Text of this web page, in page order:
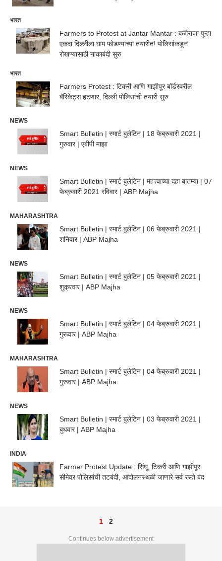
भारत
Farmers to Protest at Jantar Mantar : बळीराजा पुन्हा
एकदा दिल्लीला घाम फोडण्याच्या तयारीत! पोलिसांकडून
रोखण्यासाठी नाकाबंदी सुरु
भारत
Farmers Protest : टिकरी आणि गाझीपूर बॉर्डरवरील
बॅरिकेट्स हटणार, दिल्ली पोलिसांची तयारी सुरु
NEWS
Smart Bulletin | स्मार्ट बुलेटिन | 18 फेब्रुवारी 2021 |
गुरुवार | एबीपी माझा
NEWS
Smart Bulletin | स्मार्ट बुलेटिन | महत्त्वाच्या दहा बातम्या | 07
फेब्रुवारी 2021 रविवार | ABP Majha
MAHARASHTRA
Smart Bulletin | स्मार्ट बुलेटिन | 06 फेब्रुवारी 2021 |
शनिवार | ABP Majha
NEWS
Smart Bulletin | स्मार्ट बुलेटिन | 05 फेब्रुवारी 2021 |
शुक्रवार | ABP Majha
NEWS
Smart Bulletin | स्मार्ट बुलेटिन | 04 फेब्रुवारी 2021 |
गुरूवार | ABP Majha
MAHARASHTRA
Smart Bulletin | स्मार्ट बुलेटिन | 04 फेब्रुवारी 2021 |
गुरूवार | ABP Majha
NEWS
Smart Bulletin | स्मार्ट बुलेटिन | 03 फेब्रुवारी 2021 |
बुधवार | ABP Majha
INDIA
Farmer Protest Update : सिंघू, टिकरी आणि गाझीपूर
सीमेवर पोलिसांची तटबंदी, आंदोलनस्थळी जाणारे सर्व रस्ते बंद
1 2
Continues below advertisement